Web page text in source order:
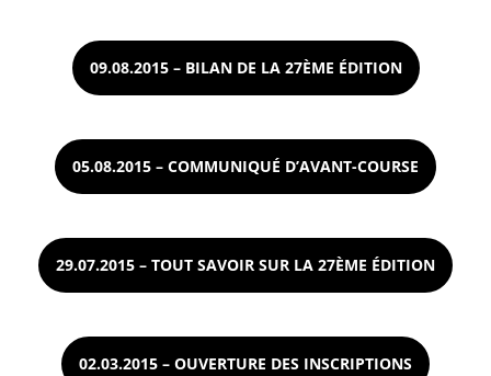
09.08.2015 – BILAN DE LA 27ÈME ÉDITION
05.08.2015 – COMMUNIQUÉ D’AVANT-COURSE
29.07.2015 – TOUT SAVOIR SUR LA 27ÈME ÉDITION
02.03.2015 – OUVERTURE DES INSCRIPTIONS